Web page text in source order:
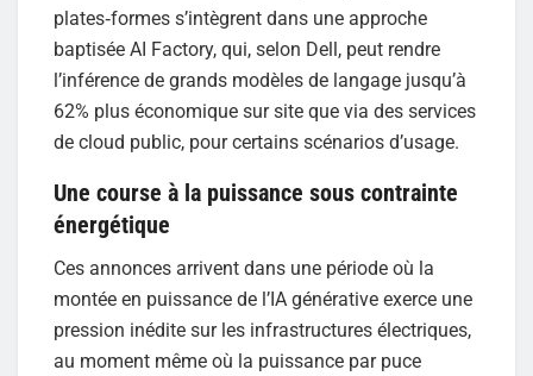
plates‑formes s’intègrent dans une approche
baptisée AI Factory, qui, selon Dell, peut rendre
l’inférence de grands modèles de langage jusqu’à
62% plus économique sur site que via des services
de cloud public, pour certains scénarios d’usage.
Une course à la puissance sous contrainte
énergétique
Ces annonces arrivent dans une période où la
montée en puissance de l’IA générative exerce une
pression inédite sur les infrastructures électriques,
au moment même où la puissance par puce